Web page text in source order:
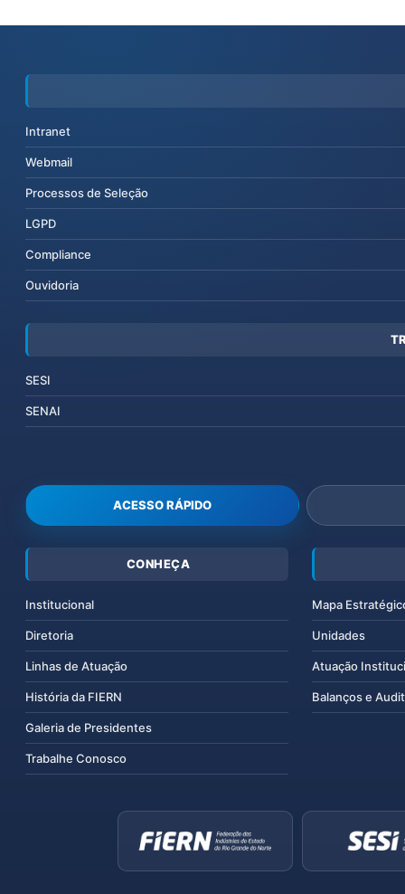
Intranet
Webmail
Processos de Seleção
LGPD
Compliance
Ouvidoria
SESI
SENAI
ACESSO RÁPIDO
CONHEÇA
Institucional
Diretoria
Linhas de Atuação
História da FIERN
Galeria de Presidentes
Trabalhe Conosco
Mapa
Unidades
Atuação
Balanços e